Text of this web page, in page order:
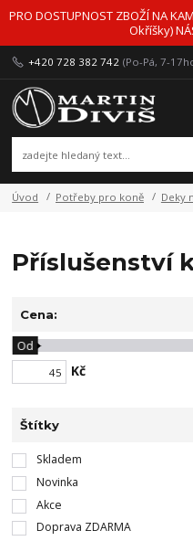
PRO DOSTUPNOST ZBOŽÍ NA
Okříšky)
+420 728 382 742 (Po-Pá, 7-
Úvod Potřeby pro koně Deky
Příslušenství
Cena:
Kč
Od
Štítky
Skladem
Novinka
Akce
Doprava ZDARMA